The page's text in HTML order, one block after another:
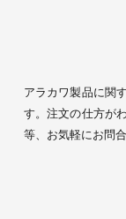
アラカワ製品に関
す。注文の仕方が
等、お気軽にお問